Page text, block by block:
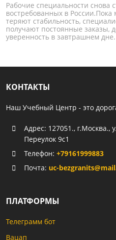
Рабочие специальности снова
востребованных в
теряют стабильность,
получают постоянные заказы,
уверенность в завтрашнем
КОНТАКТЫ
Наш Учебный Центр - это
Адрес: 127051., г.Москва.,
Переулок 9с1
Телефон: +79161999883
Почта: uc-
ПЛАТФОРМЫ
Телеграмм бот
Вацап